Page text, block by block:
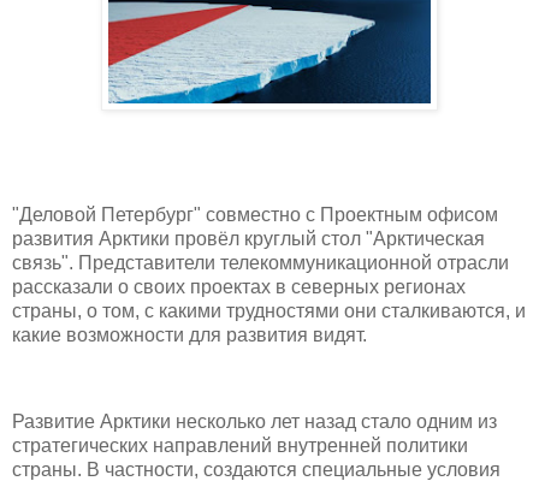
"Деловой Петербург" совместно с Проектным офисом
развития Арктики провёл круглый стол "Арктическая
связь". Представители телекоммуникационной отрасли
рассказали о своих проектах в северных регионах
страны, о том, с какими трудностями они сталкиваются, и
какие возможности для развития видят.
Развитие Арктики несколько лет назад стало одним из
стратегических направлений внутренней политики
страны. В частности, создаются специальные условия